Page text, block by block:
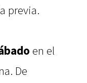
previa.
en el
De